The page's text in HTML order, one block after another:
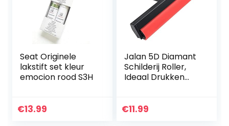
Seat Originele
lakstift set kleur
emocion rood S3H
€13.99
Jalan 5D Diamant
Schilderij Roller,
Ideaal Drukken
Volledige Boor 5D
€11.99